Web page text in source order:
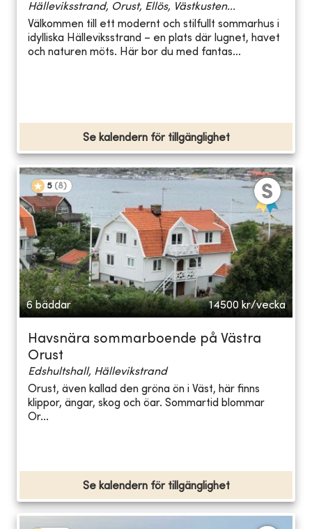
Hälleviksstrand, Orust, Ellös, Västkusten...
Välkommen till ett modernt och stilfullt sommarhus i
idylliska Hälleviksstrand – en plats där lugnet, havet
och naturen möts. Här bor du med fantas...
Se kalendern för tillgänglighet
5 (8)
6 bäddar 14500 kr/vecka
Havsnära sommarboende på Västra
Orust
Edshultshall, Hällevikstrand
Orust, även kallad den gröna ön i Väst, här finns
klippor, ängar, skog och öar. Sommartid blommar
Or...
Se kalendern för tillgänglighet